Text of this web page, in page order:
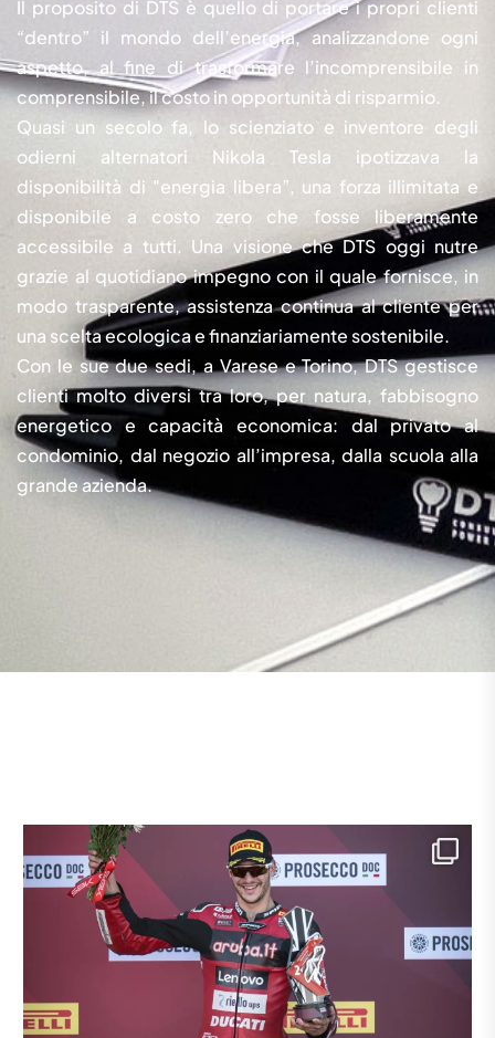
Il proposito di DTS è quello di portare i propri clienti
“dentro” il mondo dell’energia, analizzandone ogni
aspetto, al fine di trasformare l’incomprensibile in
comprensibile, il costo in opportunità di risparmio.
Quasi un secolo fa, lo scienziato e inventore degli
odierni alternatori Nikola Tesla ipotizzava la
disponibilità di "energia libera”, una forza illimitata e
disponibile a costo zero che fosse liberamente
accessibile a tutti. Una visione che DTS oggi nutre
grazie al quotidiano impegno con il quale fornisce, in
modo trasparente, assistenza continua al cliente per
una scelta ecologica e finanziariamente sostenibile.
Con le sue due sedi, a Varese e Torino, DTS gestisce
clienti molto diversi tra loro, per natura, fabbisogno
energetico e capacità economica: dal privato al
condominio, dal negozio all’impresa, dalla scuola alla
grande azienda.
Si chiude un weekend straordinario a Donington
9